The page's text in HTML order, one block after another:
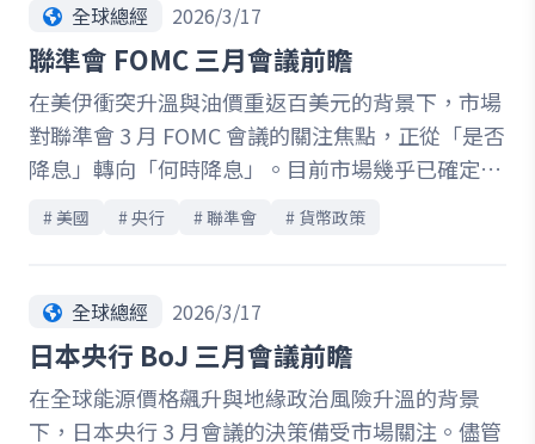
全球總經 2026/3/17
聯準會 FOMC 三月會議前瞻
在美伊衝突升溫與油價重返百美元的背景下，市場
對聯準會 3 月 FOMC 會議的關注焦點，正從「是否
降息」轉向「何時降息」。目前市場幾乎已確定本
次利率將維持不變，但真正影響資產走勢的關鍵，
在於聯準會如何評估通膨、就業與戰爭帶來的外部
回落速度不如預期、勞動市場出現轉弱跡象，以及
政策訊號。隨著能源價格上行推升未來通膨風險，
聯準會可能被迫延後降息時程，甚至重新調整政策
路徑。在通膨與景氣拉扯之間，本次會議將成為判
# 美國 # 央行 # 聯準會 # 貨幣政策
全球總經 2026/3/17
日本央行 BoJ 三月會議前瞻
在全球能源價格飆升與地緣政治風險升溫的背景
下，日本央行 3 月會議的決策備受市場關注。儘管